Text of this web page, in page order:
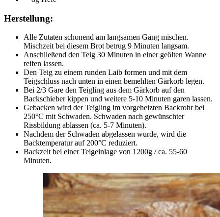
Herstellung:
Alle Zutaten schonend am langsamen Gang mischen.
Mischzeit bei diesem Brot betrug 9 Minuten langsam.
Anschließend den Teig 30 Minuten in einer geölten Wanne
reifen lassen.
Den Teig zu einem runden Laib formen und mit dem
Teigschluss nach unten in einen bemehlten Gärkorb legen.
Bei 2/3 Gare den Teigling aus dem Gärkorb auf den
Backschieber kippen und weitere 5-10 Minuten garen lassen.
Gebacken wird der Teigling im vorgeheizten Backrohr bei
250°C mit Schwaden. Schwaden nach gewünschter
Rissbildung ablassen (ca. 5-7 Minuten).
Nachdem der Schwaden abgelassen wurde, wird die
Backtemperatur auf 200°C reduziert.
Backzeit bei einer Teigeinlage von 1200g / ca. 55-60
Minuten.